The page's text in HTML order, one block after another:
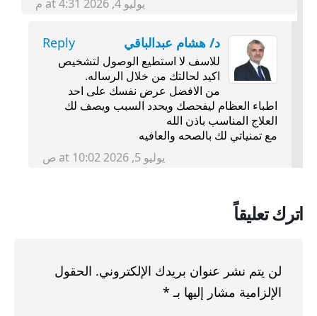
يوليو 4, 2026 at 4:31 م
د/ هشام عبدالباقي Reply
للاسف لا استطيع الوصول لتشخيص
اكيد لحالتك من خلال الرساله.
من الافضل عرض نفسك على احد
اطباء العظام ليفحصك ويحدد السبب ويصف لك
العلاج المناسب باذن الله
مع تمنياتي لك بالصحه والعافيه
يوليو 5, 2026 at 10:02 ص
اترك تعليقاً
لن يتم نشر عنوان بريدك الإلكتروني. الحقول
الإلزامية مشار إليها بـ *